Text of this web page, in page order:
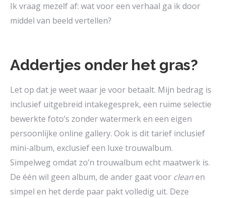
Ik vraag mezelf af: wat voor een verhaal ga ik door
middel van beeld vertellen?
Addertjes onder het gras?
Let op dat je weet waar je voor betaalt. Mijn bedrag is
inclusief uitgebreid intakegesprek, een ruime selectie
bewerkte foto’s zonder watermerk en een eigen
persoonlijke online gallery. Ook is dit tarief inclusief
mini-album, exclusief een luxe trouwalbum.
Simpelweg omdat zo’n trouwalbum echt maatwerk is.
De één wil geen album, de ander gaat voor cleanen
simpel en het derde paar pakt volledig uit. Deze